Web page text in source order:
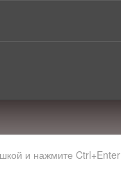
и нажмите Ctrl+Enter